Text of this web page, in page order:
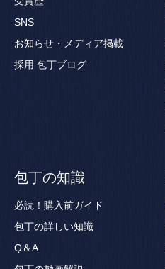
SNS
お知らせ・メディア掲載
採用 包丁ブログ
包丁の知識
必読！購入前ガイド
包丁の詳しい知識
Q＆A